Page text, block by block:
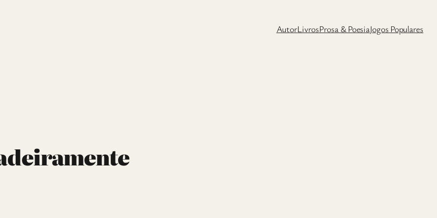
AutorLivrosProsa & PoesiaJogos Populares